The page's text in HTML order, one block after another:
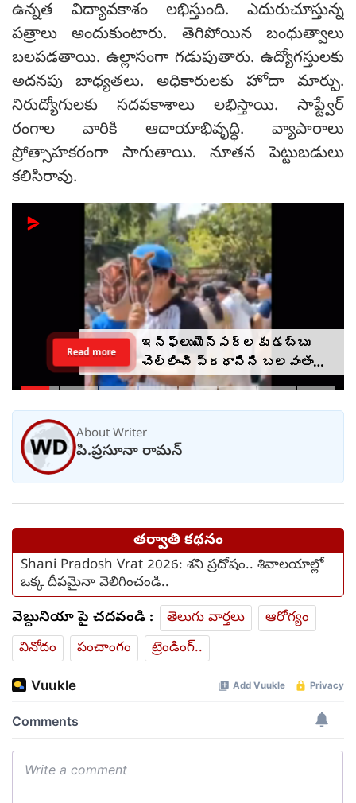
ఉన్నత విద్యావకాశం లభిస్తుంది. ఎదురుచూస్తున్న
పత్రాలు అందుకుంటారు. తెగిపోయిన బంధుత్వాలు
బలపడతాయి. ఉల్లాసంగా గడుపుతారు. ఉద్యోగస్తులకు
అదనపు బాధ్యతలు. అధికారులకు హోదా మార్పు.
నిరుద్యోగులకు సదవకాశాలు లభిస్తాయి. సాఫ్ట్వేర్
రంగాల వారికి ఆదాయాభివృద్ధి. వ్యాపారాలు
ప్రోత్సాహకరంగా సాగుతాయి. నూతన పెట్టుబడులు
కలిసిరావు.
మహిళలను దూషించే జన్మహక్కు
మీకు ఎవరు ఇచ్చారు?
ఉదయనిధికి ఖుష్బూ ప్రశ్న
Read more
About Writer
పి.ప్రసూనా రామన్
తర్వాతి కథనం
Shani Pradosh Vrat 2026: శని ప్రదోషం.. శివాలయాల్లో
ఒక్క దీపమైనా వెలిగించండి..
వెబ్దునియా పై చదవండి : తెలుగు వార్తలు
ఆరోగ్యం
వినోదం
పంచాంగం ట్రెండింగ్..